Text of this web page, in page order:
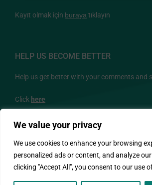
We value your privacy
We use cookies to enhance your browsing
personalized ads or content, and analyze
clicking "Accept All", you consent to our use
Kayıt olmak için buraya tıklayın
HELP US BECOME BETTER
Help us get better with your comments and
Click here
BİZİ TAKİP EDİN